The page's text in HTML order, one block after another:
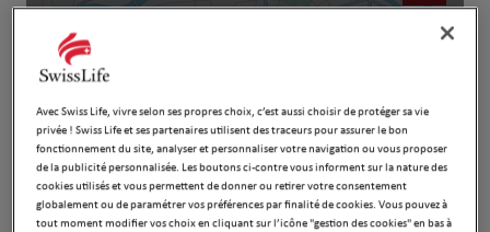
Naviguer Itinéraire
Avec Swiss Life, vivre selon ses propres choix, c’est aussi choisir de protéger sa vie
privée ! Swiss Life et ses partenaires utilisent des traceurs pour assurer le bon
fonctionnement du site, analyser et personnaliser votre navigation ou vous proposer
de la publicité personnalisée. Les boutons ci-contre vous informent sur la nature des
cookies utilisés et vous permettent de donner ou retirer votre consentement
globalement ou de paramétrer vos préférences par finalité de cookies. Vous pouvez à
tout moment modifier vos choix en cliquant sur l’icône "gestion des cookies" en bas à